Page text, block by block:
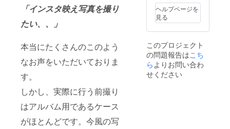
「インスタ映え写真を撮り
たい、、」
本当にたくさんのこのよう
なお声をいただいておりま
す。
しかし、実際に行う前撮り
はアルバム用であるケース
がほとんどです。今風の写
ヘルプページを
見る
このプロジェクト
の問題報告はこち
ら よりお問い合わ
せください